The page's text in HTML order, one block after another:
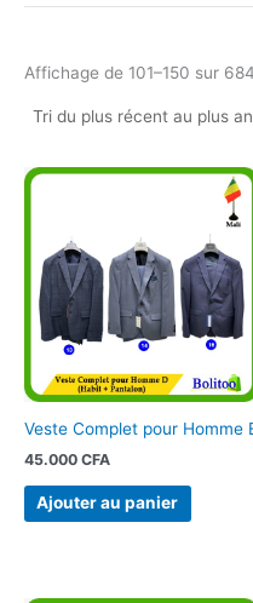
Affichage de 101–150 sur
Veste Complet pour Homme
45.000 CFA
Ajouter au panier